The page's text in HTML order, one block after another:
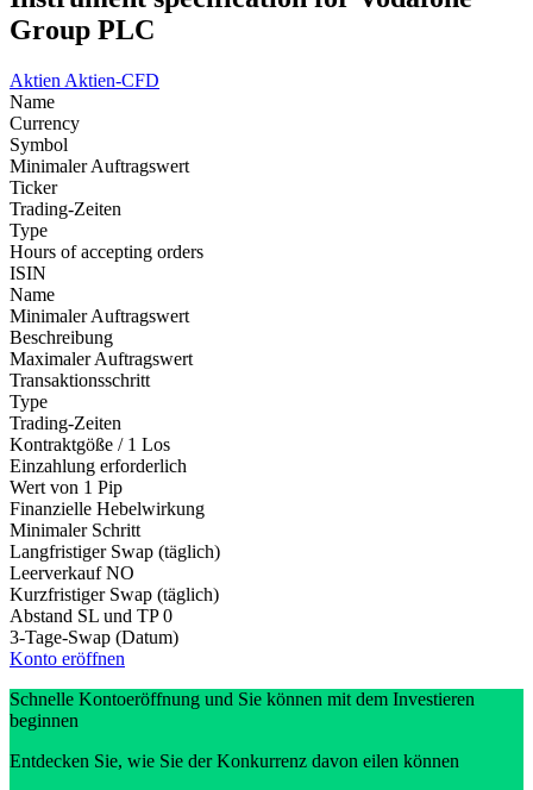
Group PLC
Aktien Aktien-CFD
Name
Currency
Symbol
Minimaler Auftragswert
Ticker
Trading-Zeiten
Type
Hours of accepting orders
ISIN
Name
Minimaler Auftragswert
Beschreibung
Maximaler Auftragswert
Transaktionsschritt
Type
Trading-Zeiten
Kontraktgöße / 1 Los
Einzahlung erforderlich
Wert von 1 Pip
Finanzielle Hebelwirkung
Minimaler Schritt
Langfristiger Swap (täglich)
Leerverkauf NO
Kurzfristiger Swap (täglich)
Abstand SL und TP 0
3-Tage-Swap (Datum)
Konto eröffnen
Schnelle Kontoeröffnung und Sie können mit dem Investieren
beginnen
Entdecken Sie, wie Sie der Konkurrenz davon eilen können